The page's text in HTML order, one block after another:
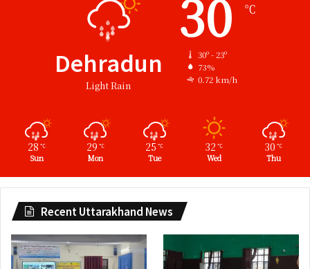
Dehradun
Light Rain
30 ℃
30º - 23º
73%
0.72 km/h
28 ℃
Sun
29 ℃
Mon
25 ℃
Tue
32 ℃
Wed
30 ℃
Thu
Recent Uttarakhand News